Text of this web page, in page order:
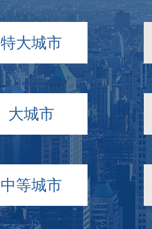
特大城市
大城市
中等城市